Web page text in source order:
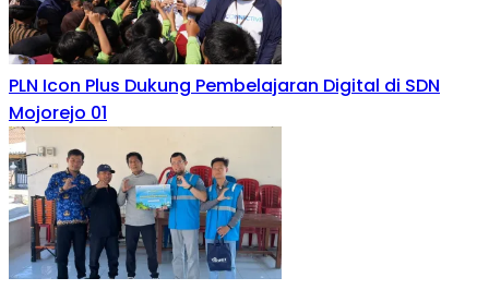
PLN Icon Plus Dukung Pembelajaran Digital di SDN
Mojorejo 01